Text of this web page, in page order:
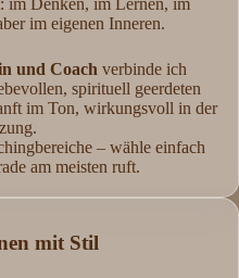
im Denken, im Lernen, im
im eigenen Inneren.
und Coachverbinde ich
spirituell geerdeten
im Ton, wirkungsvoll in der
– wähle einfach
am meisten ruft.
mit Stil